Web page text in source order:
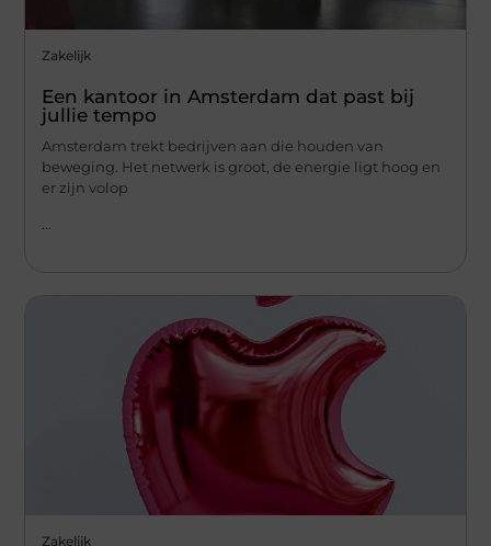
Zakelijk
Een kantoor in Amsterdam dat past bij
jullie tempo
Amsterdam trekt bedrijven aan die houden van
beweging. Het netwerk is groot, de energie ligt hoog en
er zijn volop
Zakelijk